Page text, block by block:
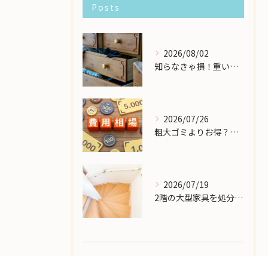
Posts
2026/08/02
知らなきゃ損！重い大型家具の配送費用を格安に抑える裏ワザ
2026/07/26
粗大ゴミよりお得？大型家具の処分業者にかかる費用相場を解説
2026/07/19
2階の大型家具を処分したい！狭い階段から安全に下ろす方法